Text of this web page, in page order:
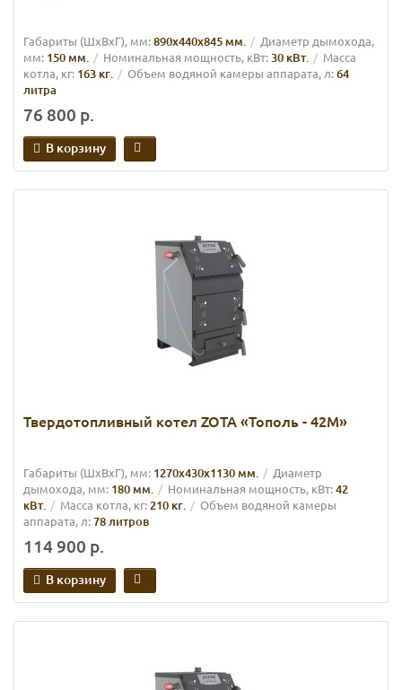
Габариты (ШхВхГ), мм:890х440х845 мм.
Диаметр дымохода,
мм: 150 мм. Номинальная мощность, кВт:30 кВт.
Масса
котла, кг: 163 кг. Объем водяной камеры аппарата, л:64
литра
76 800 р.
В корзину
Твердотопливный котел ZOTA «Тополь - 42М»
Габариты (ШхВхГ), мм: 1270х430х1130 мм.
Диаметр
дымохода, мм: 180 мм. Номинальная мощность, кВт:42
кВт.
Масса котла, кг:210 кг.
Объем водяной камеры
аппарата, л:78 литров
114 900 р.
В корзину